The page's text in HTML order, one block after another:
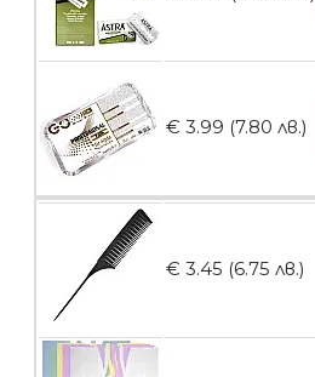
€ 3.99 (7.80 лв.)
€ 3.45 (6.75 лв.)